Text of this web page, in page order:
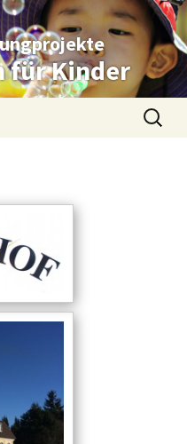
für Kinder
Suche
nach: